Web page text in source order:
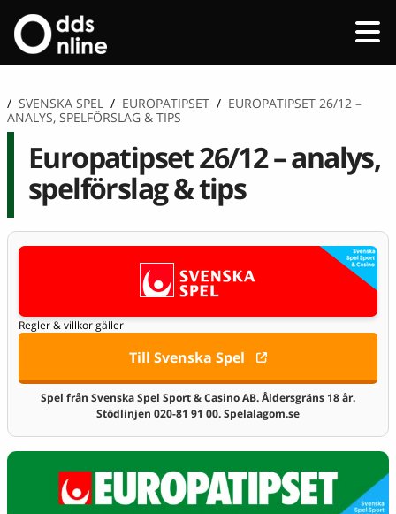
/ SVENSKA SPEL / EUROPATIPSET / EUROPATIPSET 26/12 –
ANALYS, SPELFÖRSLAG & TIPS
Europatipset 26/12 – analys,
spelförslag & tips
Regler & villkor gäller
Till Svenska Spel
Spel från Svenska Spel Sport & Casino AB. Åldersgräns 18 år.
Stödlinjen 020-81 91 00. Spelalagom.se